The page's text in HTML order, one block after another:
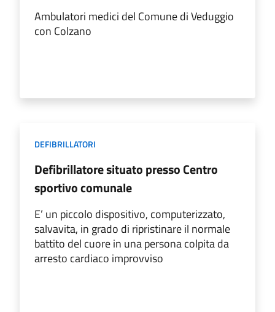
Ambulatori medici del Comune di Veduggio
con Colzano
DEFIBRILLATORI
Defibrillatore situato presso Centro
sportivo comunale
E’ un piccolo dispositivo, computerizzato,
salvavita, in grado di ripristinare il normale
battito del cuore in una persona colpita da
arresto cardiaco improvviso